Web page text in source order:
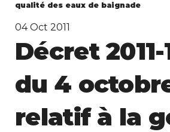
qualité des eaux de baignade
04Oct 2011
Décret 2011-
du 4
relatif à la